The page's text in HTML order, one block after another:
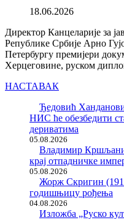
18.06.2026
Директор Канцеларије за
Републике Србије Арно
Петербургу премијери
Херцеговине, руском
НАСТАВАК
Ђедовић
НИС ће обезбедити
дериватима
05.08.2026
Владимир
крај отпадничке
05.08.2026
Жорж Скригин
годишњицу рођења
04.08.2026
Изложба „Руско